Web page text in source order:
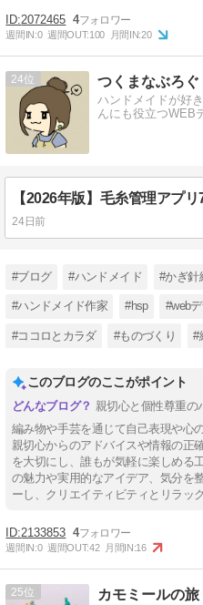
2072465 4
週間IN:0 週間OUT:100 月間IN:20
24
ハンドメイドが好
んにも役立つWEB
24日前
#ブログ #ハンドメイド #かぎ針
#ハンドメイド作家 #hsp #web
#ココロとカラダ #ものづくり #
このブログのここがポイント
親切心と個性尊重の
編み物や手芸を通じて自己表現や心
親切心からのアドバイスや情報の正
を大切にし、誰もが気軽に楽しめる
の魅力や実用的なアイデア、気分を
ーし、クリエイティビティとリラッ
2133853 4
週間IN:0 週間OUT:42 月間IN:16
25 カモミールの旅